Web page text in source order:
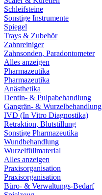
Schleifsteine
Sonstige Instrumente
Spiegel
Trays & Zubehör
Zahnreiniger
Zahnsonden, Paradontometer
Alles anzeigen
Pharmazeutika
Pharmazeutika
Anästhetika
Dentin- & Pulpabehandlung
Gangrän- & Wurzelbehandlung
IVD (In Vitro Diagnostika)
Retraktion, Blutstillung
Sonstige Pharmazeutika
Wundbehandlung
Wurzelfüllmaterial
Alles anzeigen
Praxisorganisation
Praxisorganisation
Büro- & Verwaltungs-Bedarf